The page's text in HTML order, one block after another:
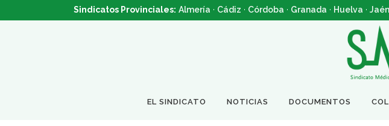
Sindicatos Provinciales: Almería · Cádiz · Córdoba · Granada · Huelva · Jaén
EL SINDICATO NOTICIAS DOCUMENTOS